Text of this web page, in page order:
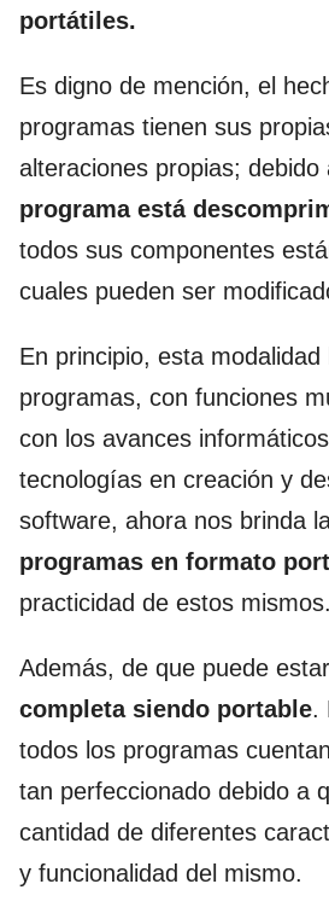
portátiles.
Es digno de mención, el
programas tienen sus
alteraciones propias; debido
programa está
todos sus componentes
cuales pueden ser
En principio, esta
programas, con funciones
con los avances
tecnologías en creación y
software, ahora nos brinda
programas en formato
practicidad de estos mismos.
Además, de que puede
completa siendo portable.
todos los programas
tan perfeccionado debido a
cantidad de diferentes
y funcionalidad del mismo.